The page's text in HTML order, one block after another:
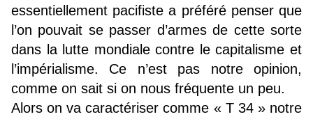
essentiellement pacifiste a préféré penser que
l’on pouvait se passer d’armes de cette sorte
dans la lutte mondiale contre le capitalisme et
l’impérialisme. Ce n’est pas notre opinion,
comme on sait si on nous fréquente un peu.
Alors on va caractériser comme « T 34 » notre